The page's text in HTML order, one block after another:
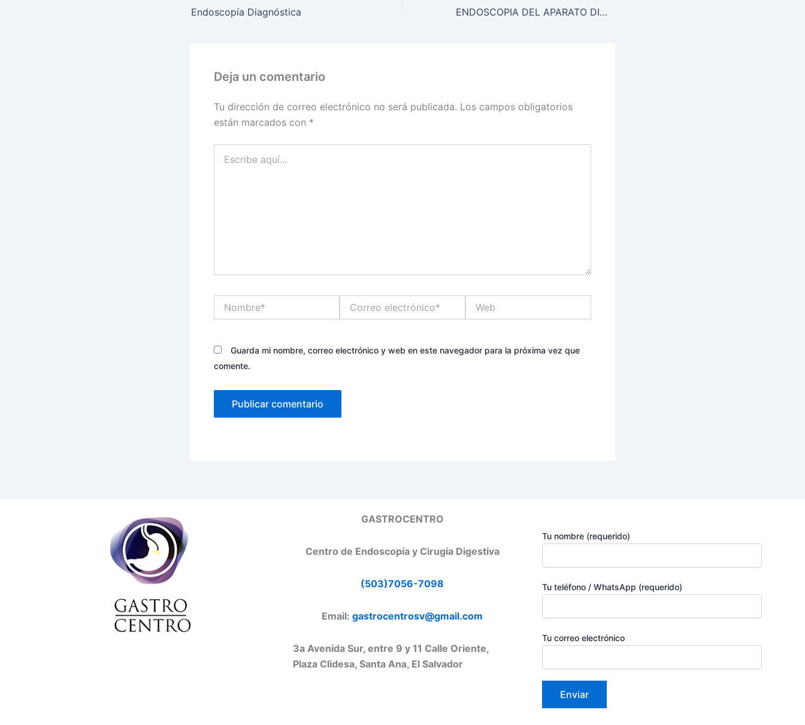
Endoscopía Diagnóstica ENDOSCOPIA DEL APARATO DIGESTIVO
Deja un comentario
Tu dirección de correo electrónico no será publicada. Los campos obligatorios
están marcados con *
aquí...
electrónico*
Guarda mi nombre, correo electrónico y web en este navegador para la próxima vez que
comente.
GASTROCENTRO
Centro de Endoscopía y Cirugía Digestiva
(503)7056-7098
Email:gastrocentrosv@gmail.com
3a Avenida Sur, entre 9 y 11 Calle Oriente,
Plaza Clidesa, Santa Ana, El Salvador
Tu nombre (requerido)
Tu teléfono / WhatsApp (requerido)
Tu correo electrónico